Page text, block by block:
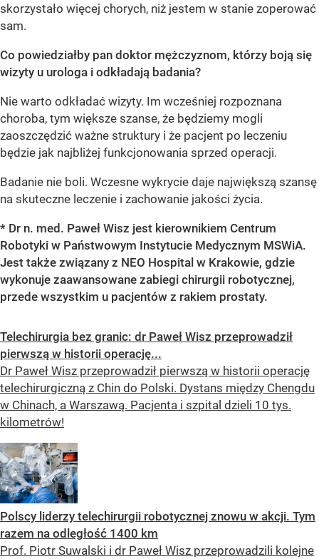
skorzystało więcej chorych, niż jestem w stanie zoperować
sam.
Co powiedziałby pan doktor mężczyznom, którzy boją się
wizyty u urologa i odkładają badania?
Nie warto odkładać wizyty. Im wcześniej rozpoznana
choroba, tym większe szanse, że będziemy mogli
zaoszczędzić ważne struktury i że pacjent po leczeniu
będzie jak najbliżej funkcjonowania sprzed operacji.
Badanie nie boli. Wczesne wykrycie daje największą szansę
na skuteczne leczenie i zachowanie jakości życia.
* Dr n. med. Paweł Wisz jest kierownikiem Centrum
Robotyki w Państwowym Instytucie Medycznym MSWiA.
Jest także związany z NEO Hospital w Krakowie, gdzie
wykonuje zaawansowane zabiegi chirurgii robotycznej,
przede wszystkim u pacjentów z rakiem prostaty.
Telechirurgia bez granic: dr Paweł Wisz przeprowadził
pierwszą w historii operację...
Dr Paweł Wisz przeprowadził pierwszą w historii operację
telechirurgiczną z Chin do Polski. Dystans między Chengdu
w Chinach, a Warszawą. Pacjenta i szpital dzieli 10 tys.
kilometrów!
Polscy liderzy telechirurgii robotycznej znowu w akcji. Tym
razem na odległość 1400 km
Prof. Piotr Suwalski i dr Paweł Wisz przeprowadzili kolejne